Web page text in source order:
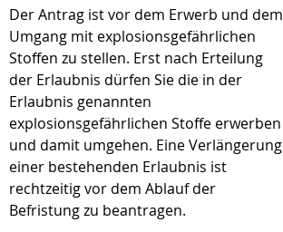
Der Antrag ist vor dem Erwerb und dem
Umgang mit explosionsgefährlichen
Stoffen zu stellen. Erst nach Erteilung
der Erlaubnis dürfen Sie die in der
Erlaubnis genannten
explosionsgefährlichen Stoffe erwerben
und damit umgehen. Eine Verlängerung
einer bestehenden Erlaubnis ist
rechtzeitig vor dem Ablauf der
Befristung zu beantragen.